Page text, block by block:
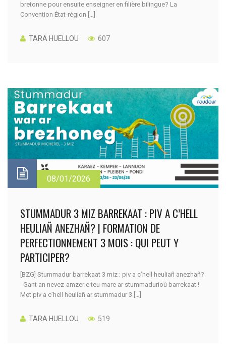
bretonne pour ensuite enseigner en filière bilingue? La
Convention État-région […]
TARA HUELLOU 607
08/01/2026
STUMMADUR 3 MIZ BARREKAAT : PIV A C’HELL
HEULIAÑ ANEZHAÑ? | FORMATION DE
PERFECTIONNEMENT 3 MOIS : QUI PEUT Y
PARTICIPER?
[BZG] Stummadur barrekaat 3 miz : piv a c’hell heuliañ anezhañ?
Gant an nevez-amzer e teu mare ar stummadurioù barrekaat !
Met piv a c’hell heuliañ ar stummadur 3 […]
TARA HUELLOU 519